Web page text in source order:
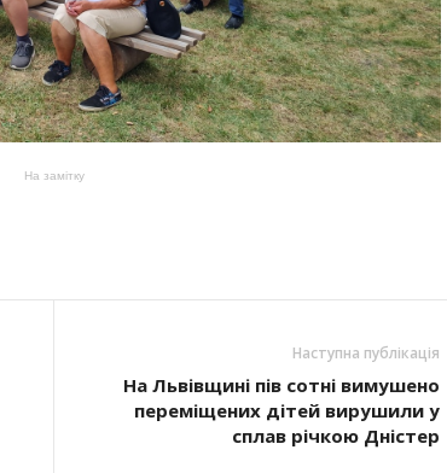
На замітку
Наступна публікація
На Львівщині пів сотні вимушено
переміщених дітей вирушили у
сплав річкою Дністер